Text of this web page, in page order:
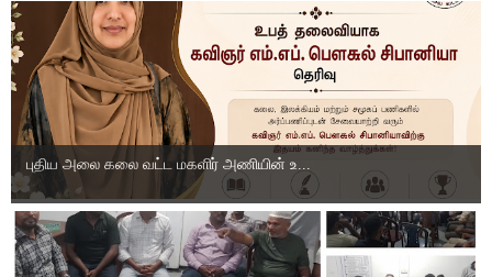
புதிய அலை கலை வட்ட மகளிர் அணியின் உ...